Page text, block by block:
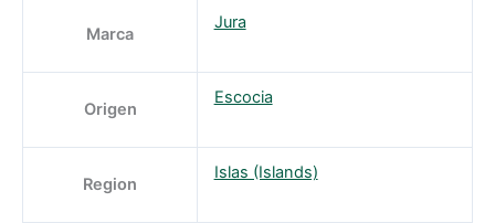
Marca
Jura
Origen
Escocia
Region
Islas (Islands)